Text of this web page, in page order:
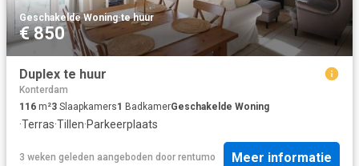
Geschakelde Woning·te huur
€ 850
Duplex te huur
Konterdam
116 m²3 Slaapkamers1 BadkamerGeschakelde Woning
·Terras·Tillen·Parkeerplaats
3 weken geleden aangeboden door rentumo Meer informatie